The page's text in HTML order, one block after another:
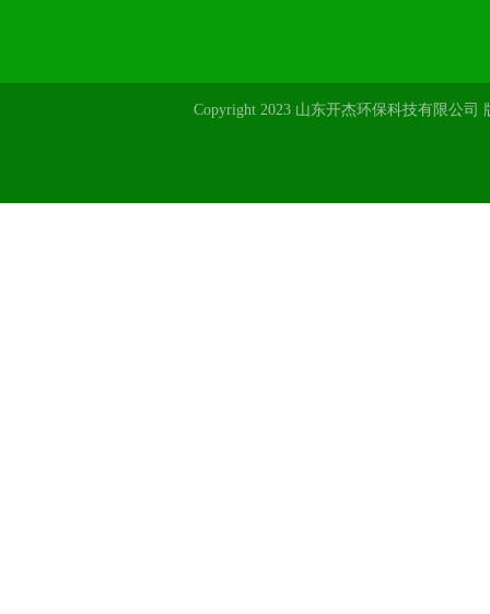
Copyright 2023 山东开杰环保科技有限公司